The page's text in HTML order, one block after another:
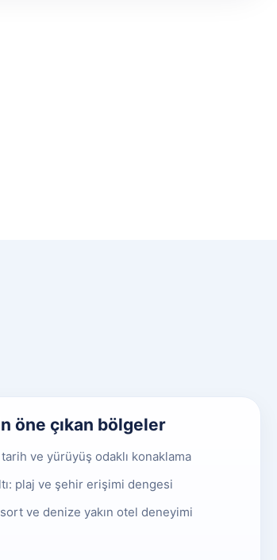
öne çıkan bölgeler
ve yürüyüş odaklı konaklama
plaj ve şehir erişimi dengesi
ve denize yakın otel deneyimi